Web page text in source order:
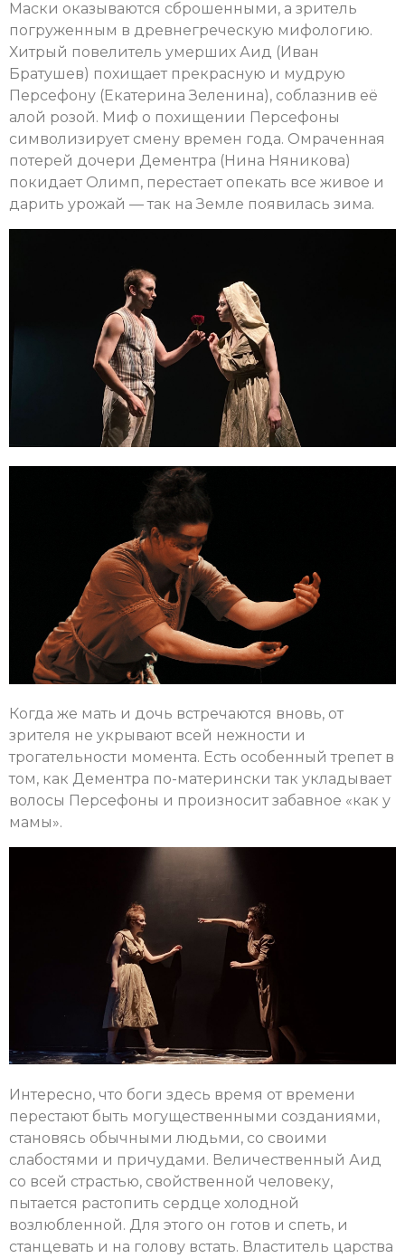
Маски оказываются сброшенными, а зритель
погруженным в древнегреческую мифологию.
Хитрый повелитель умерших Аид (Иван
Братушев) похищает прекрасную и мудрую
Персефону (Екатерина Зеленина), соблазнив её
алой розой. Миф о похищении Персефоны
символизирует смену времен года. Омраченная
потерей дочери Дементра (Нина Няникова)
покидает Олимп, перестает опекать все живое и
дарить урожай — так на Земле появилась зима.
Когда же мать и дочь встречаются вновь, от
зрителя не укрывают всей нежности и
трогательности момента. Есть особенный трепет в
том, как Дементра по-матерински так укладывает
волосы Персефоны и произносит забавное «как у
мамы».
Интересно, что боги здесь время от времени
перестают быть могущественными созданиями,
становясь обычными людьми, со своими
слабостями и причудами. Величественный Аид
со всей страстью, свойственной человеку,
пытается растопить сердце холодной
возлюбленной. Для этого он готов и спеть, и
станцевать и на голову встать. Властитель царства